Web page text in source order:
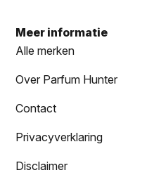
Meer informatie
Alle merken
Over Parfum Hunter
Contact
Privacyverklaring
Disclaimer